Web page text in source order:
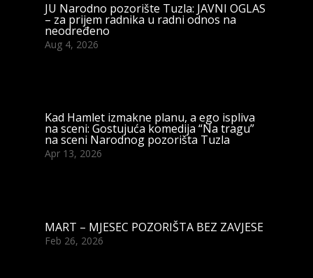
JU Narodno pozorište Tuzla: JAVNI OGLAS
– za prijem radnika u radni odnos na
neodređeno
Aug 4, 2026
Kad Hamlet izmakne planu, a ego ispliva
na sceni: Gostujuća komedija “Na tragu”
na sceni Narodnog pozorišta Tuzla
Apr 13, 2026
MART – MJESEC POZORIŠTA BEZ ZAVJESE
Feb 26, 2026